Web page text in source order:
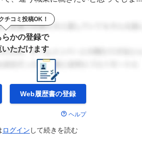
チコミ投稿OK！
らかの登録で
ただけます
Web履歴書の登録
ヘルプ
ログイン して続きを読む